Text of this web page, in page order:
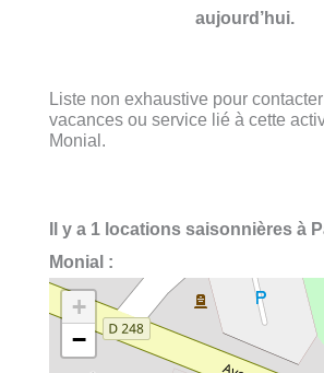
aujourd’hui.
Liste non exhaustive pour
vacances ou service lié à cette
Monial.
Il y a 1 locations saisonnières à
Monial :
+
−